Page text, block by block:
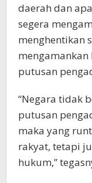
daerah dan
segera
menghentikan
putusan
“Negara tidak
putusan
maka yang
rakyat, tetapi
hukum,”